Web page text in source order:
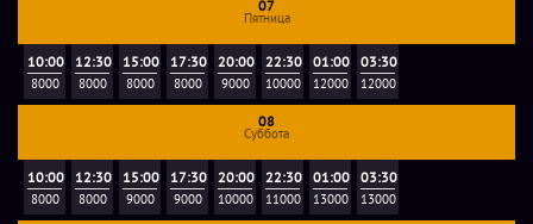
Во сколько прибыть на квест?
Ровно в назначенное время. Заранее игроков никто не
встретит, комнаты ожидания перед игрой - нет.
Особенности
07
Пятница
10:00
8000
12:30
8000
15:00
8000
17:30
8000
20:00
9000
22:30
10000
01:00
12000
03:30
12000
08
Суббота
10:00
8000
12:30
8000
15:00
9000
17:30
9000
20:00
10000
22:30
11000
01:00
13000
03:30
13000